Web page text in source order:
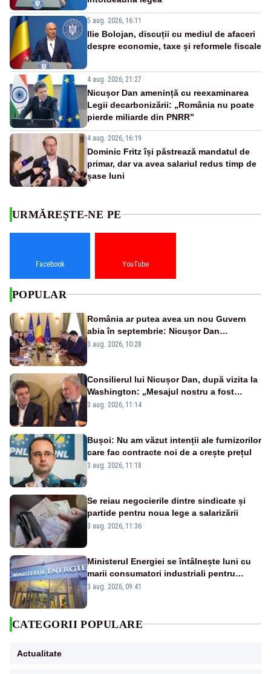
5 aug. 2026, 16:11
Ilie Bolojan, discuții cu mediul de afaceri
despre economie, taxe și reformele fiscale
4 aug. 2026, 21:27
Nicușor Dan amenință cu reexaminarea
Legii decarbonizării: „România nu poate
pierde miliarde din PNRR”
4 aug. 2026, 16:19
Dominic Fritz își păstrează mandatul de
primar, dar va avea salariul redus timp de
șase luni
URMĂREȘTE-NE PE
Facebook YouTube
POPULAR
România ar putea avea un nou Guvern
abia în septembrie: Nicușor Dan
pregătește noi consultări cu partidele
3 aug. 2026, 10:28
Consilierul lui Nicușor Dan, după vizita la
Washington: „Mesajul nostru a fost
simplu - România stă alături de Statele
3 aug. 2026, 11:14
Bușoi: Nu am văzut intenții ale furnizorilor
care fac contracte noi de a crește prețul
3 aug. 2026, 11:18
Se reiau negocierile dintre sindicate și
partide pentru noua lege a salarizării
3 aug. 2026, 11:36
Ministerul Energiei se întâlnește luni cu
marii consumatori industriali pentru
reducerea voluntară a consumului de
3 aug. 2026, 09:41
CATEGORII POPULARE
Actualitate